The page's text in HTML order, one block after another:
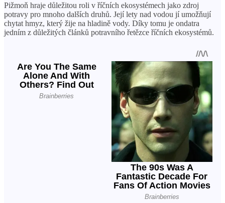
Pižmoň hraje důležitou roli v říčních ekosystémech jako zdroj
potravy pro mnoho dalších druhů. Její lety nad vodou jí umožňují
chytat hmyz, který žije na hladině vody. Díky tomu je ondatra
jedním z důležitých článků potravního řetězce říčních ekosystémů.